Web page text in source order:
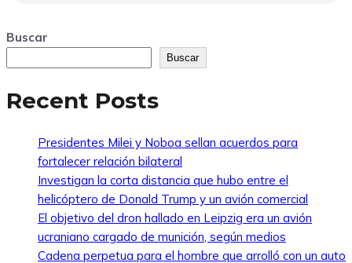
Buscar
Buscar
Recent Posts
Presidentes Milei y Noboa sellan acuerdos para
fortalecer relación bilateral
Investigan la corta distancia que hubo entre el
helicóptero de Donald Trump y un avión comercial
El objetivo del dron hallado en Leipzig era un avión
ucraniano cargado de munición, según medios
Cadena perpetua para el hombre que arrolló con un auto